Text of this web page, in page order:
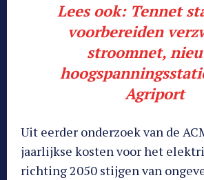
Lees ook: Tennet
voorbereiden
stroomnet,
Agriport
Uit eerder onderzoek van de
jaarlijkse kosten voor het
richting 2050 stijgen van